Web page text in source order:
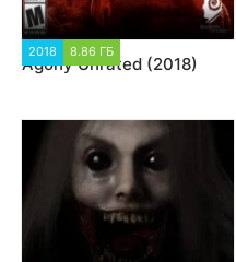
2018 8.86 ГБ
Agony Unrated (2018)